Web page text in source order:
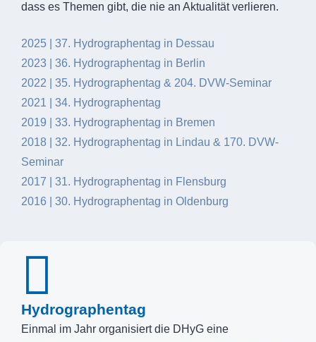
Hydrographentag
Einmal im Jahr organisiert die DHyG eine
dass es Themen gibt, die nie an Aktualität verlieren.
2025 | 37. Hydrographentag in Dessau
2023 | 36. Hydrographentag in Berlin
2022 | 35. Hydrographentag & 204. DVW-Seminar
2021 | 34. Hydrographentag
2019 | 33. Hydrographentag in Bremen
2018 | 32. Hydrographentag in Lindau & 170. DVW-
Seminar
2017 | 31. Hydrographentag in Flensburg
2016 | 30. Hydrographentag in Oldenburg